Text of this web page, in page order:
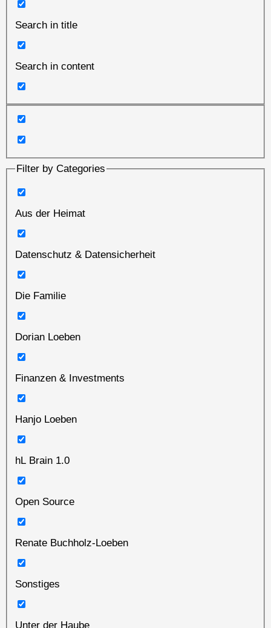
Search in title
Search in content
Filter by Categories
Aus der Heimat
Datenschutz & Datensicherheit
Die Familie
Dorian Loeben
Finanzen & Investments
Hanjo Loeben
hL Brain 1.0
Open Source
Renate Buchholz-Loeben
Sonstiges
Unter der Haube